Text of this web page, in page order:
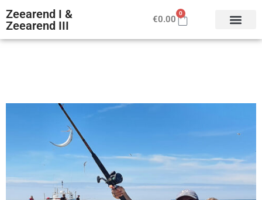
Zeearend I &
Zeearend III
€0.00
0